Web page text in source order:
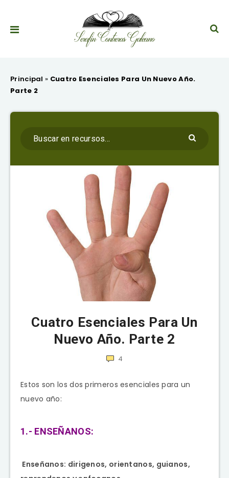
Principal » Cuatro Esenciales Para Un Nuevo Año.
Parte 2
Cuatro Esenciales Para Un
Nuevo Año. Parte 2
4
Estos son los dos primeros esenciales para un
nuevo año:
1.- ENSEÑANOS:
Enseñanos: dirigenos, orientanos, guianos,